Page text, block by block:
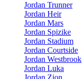
Jordan Trunner
Jordan Heir
Jordan Mars
Jordan Spizike
Jordan Stadium
Jordan Courtside
Jordan Westbrook
Jordan Luka
Jordan Zion